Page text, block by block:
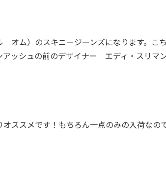
ム）のスキニージーンズになります。こ
ッシュの前のデザイナー エディ・スリマ
ススメです！もちろん一点のみの入荷なの